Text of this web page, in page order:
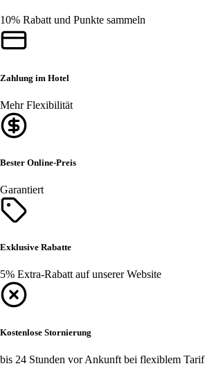
10% Rabatt und Punkte sammeln
Zahlung im Hotel
Mehr Flexibilität
Bester Online-Preis
Garantiert
Exklusive Rabatte
5% Extra-Rabatt auf unserer Website
Kostenlose Stornierung
bis 24 Stunden vor Ankunft bei flexiblem Tarif